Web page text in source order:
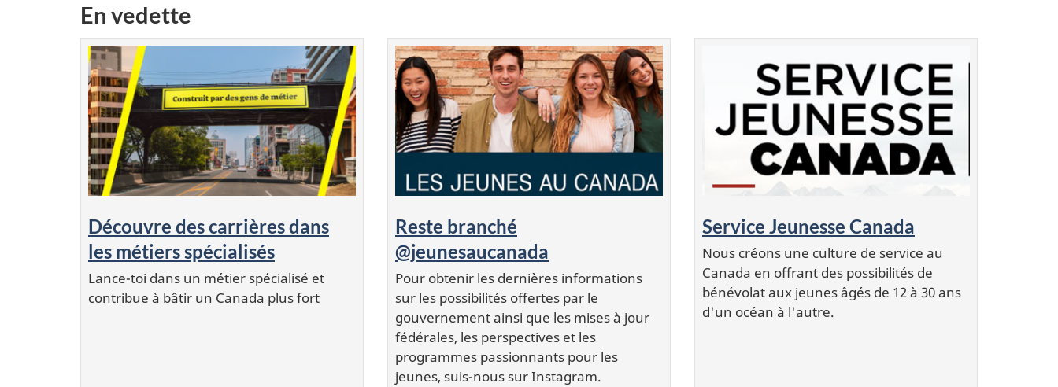
En vedette
Découvre des carrières dans
les métiers spécialisés
Lance-toi dans un métier spécialisé et
contribue à bâtir un Canada plus fort
Reste branché
@jeunesaucanada
Pour obtenir les dernières informations
sur les possibilités offertes par le
gouvernement ainsi que les mises à jour
fédérales, les perspectives et les
programmes passionnants pour les
jeunes, suis-nous sur Instagram.
Service Jeunesse Canada
Nous créons une culture de service au
Canada en offrant des possibilités de
bénévolat aux jeunes âgés de 12 à 30 ans
d'un océan à l'autre.